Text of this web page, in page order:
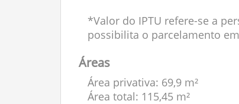
*Valor do IPTU refere-se a
possibilita o parcelamento
Áreas
Área privativa: 69,9 m²
Área total: 115,45 m²